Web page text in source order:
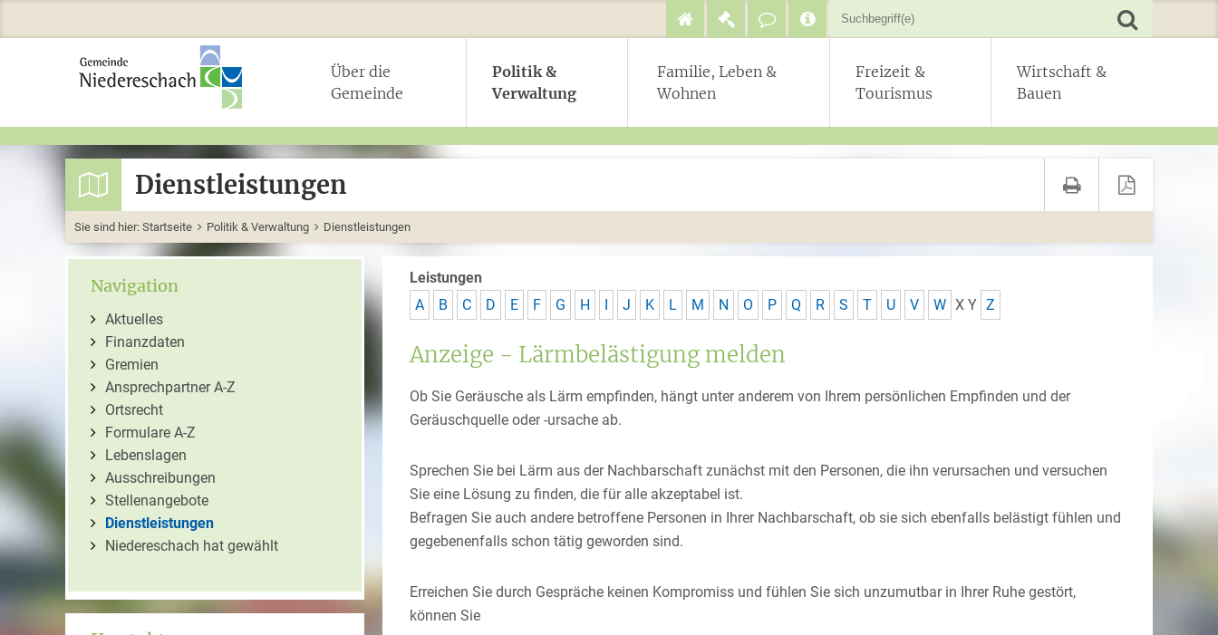
Über die
Gemeinde
Politik &
Verwaltung
Familie, Leben &
Wohnen
Freizeit &
Tourismus
Wirtschaft &
Bauen
Dienstleistungen
Sie sind hier: Startseite Politik & Verwaltung Dienstleistungen
Navigation
Aktuelles
Finanzdaten
Gremien
Ansprechpartner A-Z
Ortsrecht
Formulare A-Z
Lebenslagen
Ausschreibungen
Stellenangebote
Dienstleistungen
Niedereschach hat gewählt
Leistungen
A
B C D E F G H I J K L M N O P Q R S T U V W X Y Z
Anzeige - Lärmbelästigung melden
Ob Sie Geräusche als Lärm empfinden, hängt unter anderem von Ihrem persönlichen Empfinden und der
Geräuschquelle oder -ursache ab.
Sprechen Sie bei Lärm aus der Nachbarschaft zunächst mit den Personen, die ihn verursachen und versuchen
Sie eine Lösung zu finden, die für alle akzeptabel ist.
Befragen Sie auch andere betroffene Personen in Ihrer Nachbarschaft, ob sie sich ebenfalls belästigt fühlen und
gegebenenfalls schon tätig geworden sind.
Erreichen Sie durch Gespräche keinen Kompromiss und fühlen Sie sich unzumutbar in Ihrer Ruhe gestört,
können Sie